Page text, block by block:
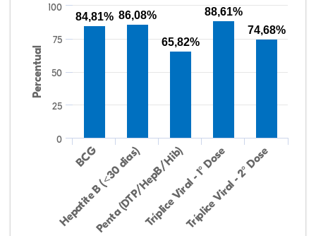
Percentual
BCG
Hepatite B (<30 dias)
Penta (DTP/HepB/Hib)Tríplice Viral - 1° Dose
Tríplice Viral - 2° Dose
0
100
25
50
75
84,81% 86,08%
65,82%
88,61%
74,68%